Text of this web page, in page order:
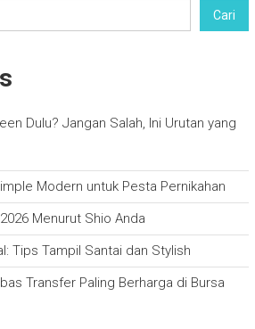
Cari
Dulu? Jangan Salah, Ini Urutan yang
Modern untuk Pesta Pernikahan
Menurut Shio Anda
Tips Tampil Santai dan Stylish
Transfer Paling Berharga di Bursa